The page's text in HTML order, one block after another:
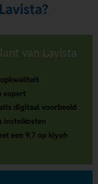
van Lavista
expert
digitaal voorbeeld
instelkosten
een 9.7 op kiyoh